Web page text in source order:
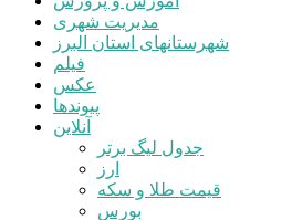
مدیریت شهری
شهرستانهای استان البرز
فیلم
عکس
پیوندها
آنلاین
جدول لیگ برتر
ارز
قیمت طلا و سکه
بورس